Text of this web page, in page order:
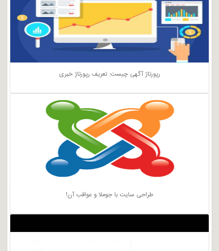
رپورتاژ آگهی چیست: تعریف رپورتاژ خبری
طراحی سایت با جوملا و عواقب آن!